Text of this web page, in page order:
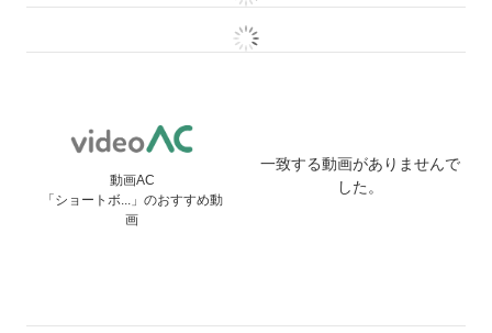
動画AC
「ショートボ...」のおすすめ動
画
一致する動画がありませんで
した。